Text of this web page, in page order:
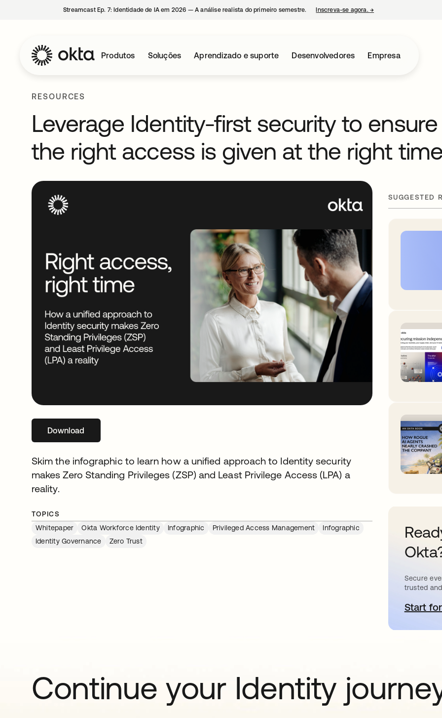
Streamcast Ep. 7: Identidade de IA em 2026 — A análise realista do primeiro semestre. Inscreva-se agora. →
Produtos Soluções Aprendizado e suporte Desenvolvedores Empresa
RESOURCES
Leverage Identity-first security to ensure
the right access is given at the right
Downloadabre em uma nova guia
Skim the infographic to learn how a unified approach to Identity security
makes Zero Standing Privileges (ZSP) and Least Privilege Access (LPA) a
reality.
TOPICS
Whitepaper
Okta Workforce Identity Infographic Privileged Access Management
Infographic
Identity Governance
Zero Trust
SUGGESTED
Secure
trusted
Start
Continue your Identity